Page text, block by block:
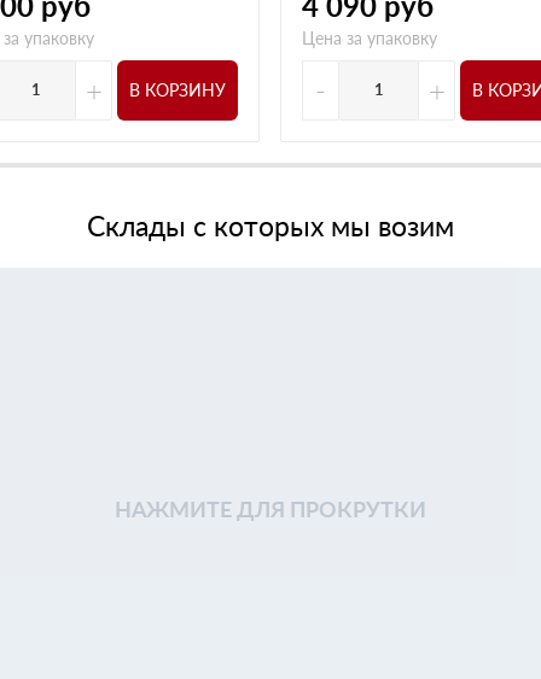
упаковку
+ В КОРЗИНУ
Цена за упаковку
- + В
Склады с которых мы возим
НАЖМИТЕ ДЛЯ ПРОКРУТКИ